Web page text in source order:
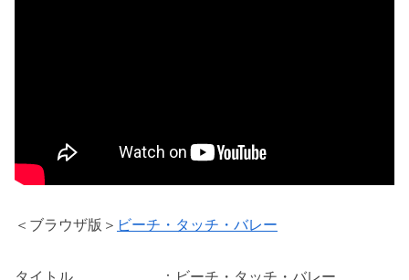
＜ブラウザ版＞ ビーチ・タッチ・バレー
タイトル ：ビーチ・タッチ・バレー